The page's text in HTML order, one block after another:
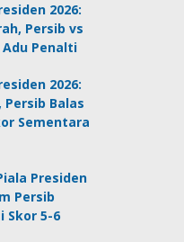
2026:
Persib vs
Penalti
2026:
Balas
Sementara
Presiden
Persib
Skor 5-6